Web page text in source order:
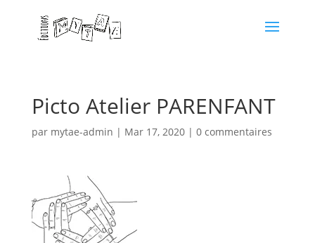
Picto Atelier PARENFANT
par mytae-admin | Mar 17, 2020| 0 commentaires